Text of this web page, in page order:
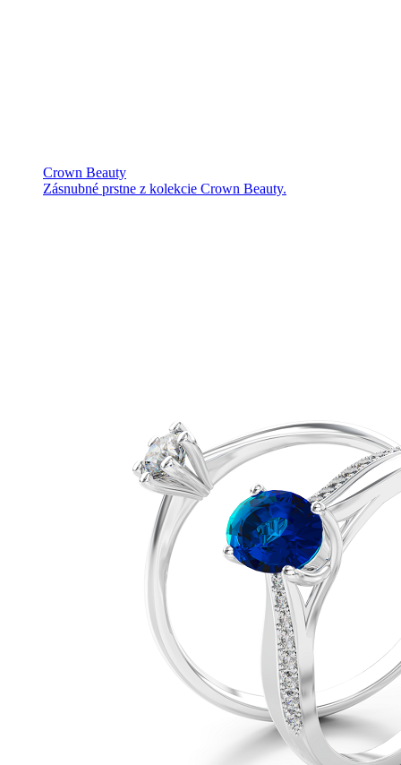
Crown Beauty
Zásnubné prstne z kolekcie Crown Beauty.